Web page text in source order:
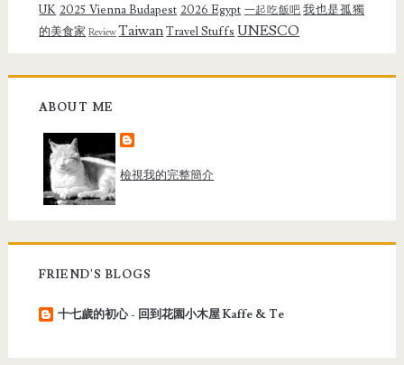
UK 2025 Vienna Budapest 2026 Egypt 一起吃飯吧 我也是孤獨
的美食家 ReviewTaiwan Travel Stuffs UNESCO
ABOUT ME
檢視我的完整簡介
FRIEND'S BLOGS
十七歲的初心 - 回到花園小木屋 Kaffe & Te